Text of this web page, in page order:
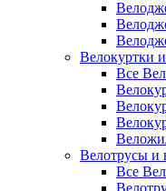
Велокуртки
Все
Велотрусы и
Все